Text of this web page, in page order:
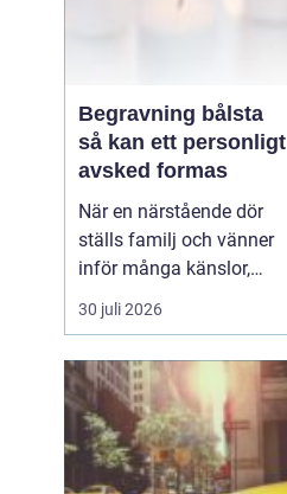
Begravning bålsta
så kan ett personligt
avsked formas
När en närstående dör
ställs familj och vänner
inför många känslor,
men också praktiska
beslut.
ceremoni i någon av
Håbo församlings kyrkor
eller ka...
30 juli 2026